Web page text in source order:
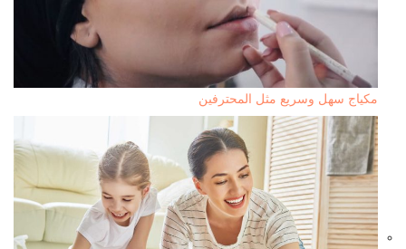
مكياج سهل وسريع مثل المحترفين